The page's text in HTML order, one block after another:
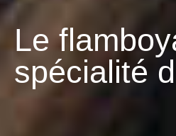
Le
spécialité